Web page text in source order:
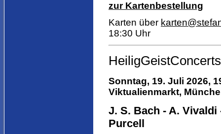
zur Kartenbestellung
Karten über
18:30 Uhr
HeiligGeistConcerts
Sonntag, 19. Juli 2026,
Viktualienmarkt,
J. S. Bach - A. Vivaldi
Purcell